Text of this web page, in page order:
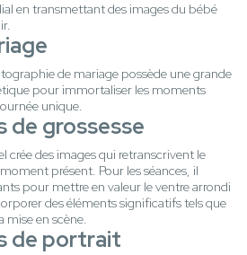
en transmettant des images du bébé
de mariage possède une grande
pour immortaliser les moments
unique.
de grossesse
crée des images qui retranscrivent le
présent. Pour les séances, il
pour mettre en valeur le ventre arrondi
des éléments significatifs tels que
mise en scène.
de portrait